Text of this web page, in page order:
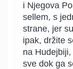
i Njegova
sellem, s
strane, jer
ipak, držite
na
sve dok ga